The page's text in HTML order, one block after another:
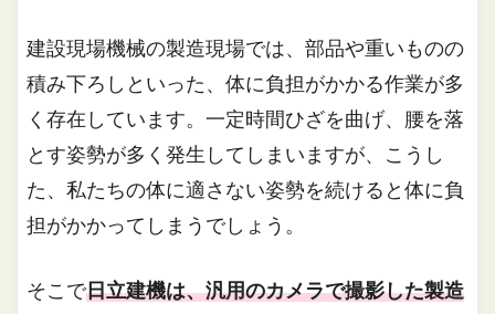
建設現場機械の製造現場では、部品や重いものの
積み下ろしといった、体に負担がかかる作業が多
く存在しています。一定時間ひざを曲げ、腰を落
とす姿勢が多く発生してしまいますが、こうし
た、私たちの体に適さない姿勢を続けると体に負
担がかかってしまうでしょう。
そこで日立建機は、汎用のカメラで撮影した製造